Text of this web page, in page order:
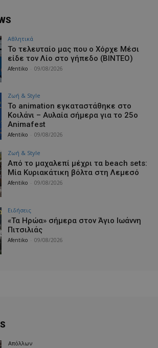
Αθλητικά
Το τελευταίο μας που ο Χόρχε Μέσι
είδε τον Λίο στο γήπεδο (ΒΙΝΤΕΟ)
Afentiko 09/08/2026
Ζωή & Style
Το animation εγκαταστάθηκε στο
Κοιλάνι – Αυλαία σήμερα για το 25ο
Animafest
Afentiko 09/08/2026
Ζωή & Style
Από το μαχαλεπί μέχρι τα beach sets:
Μία Κυριακάτικη βόλτα στη Λεμεσό
Afentiko 09/08/2026
Ειδήσεις
«Τα Ηρώα» σήμερα στον Άγιο Ιωάννη
Πιτσιλιάς
Afentiko 09/08/2026
Απόλλων